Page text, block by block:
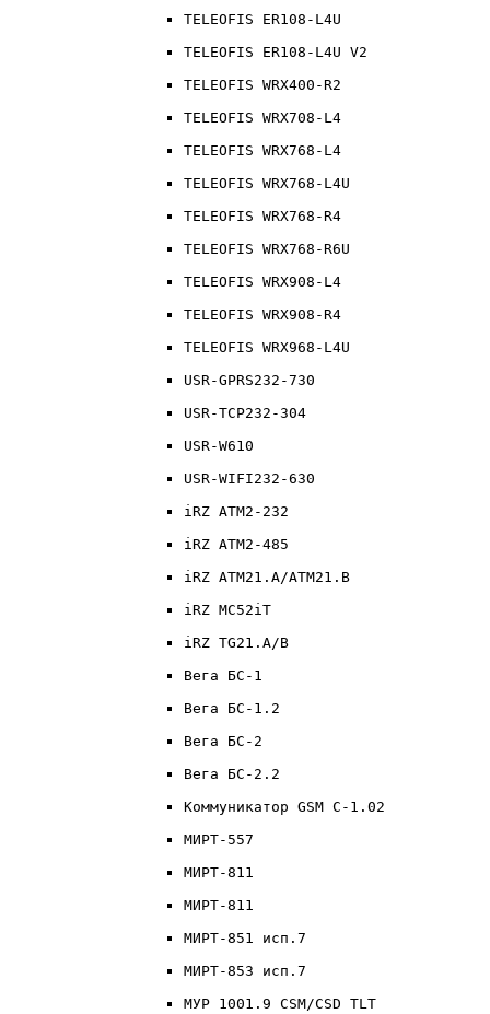
TELEOFIS ER108-L4U
TELEOFIS ER108-L4U V2
TELEOFIS WRX400-R2
TELEOFIS WRX708-L4
TELEOFIS WRX768-L4
TELEOFIS WRX768-L4U
TELEOFIS WRX768-R4
TELEOFIS WRX768-R6U
TELEOFIS WRX908-L4
TELEOFIS WRX908-R4
TELEOFIS WRX968-L4U
USR-GPRS232-730
USR-TCP232-304
USR-W610
USR-WIFI232-630
iRZ ATM2-232
iRZ ATM2-485
iRZ ATM21.А/ATM21.B
iRZ MC52iT
iRZ TG21.A/B
Вега БС-1
Вега БС-1.2
Вега БС-2
Вега БС-2.2
Коммуникатор GSM С-1.02
МИРТ-557
МИРТ-811
МИРТ-811
МИРТ-851 исп.7
МИРТ-853 исп.7
МУР 1001.9 CSM/CSD TLT